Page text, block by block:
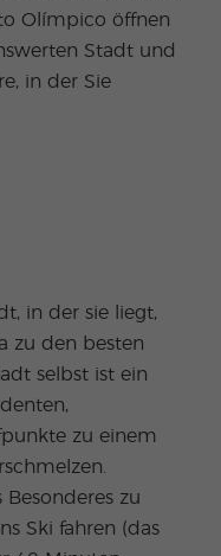
Olímpico öffnen
Stadt und
in der Sie
in der sie liegt,
zu den besten
selbst ist ein
zu einem
zu
Ski fahren (das